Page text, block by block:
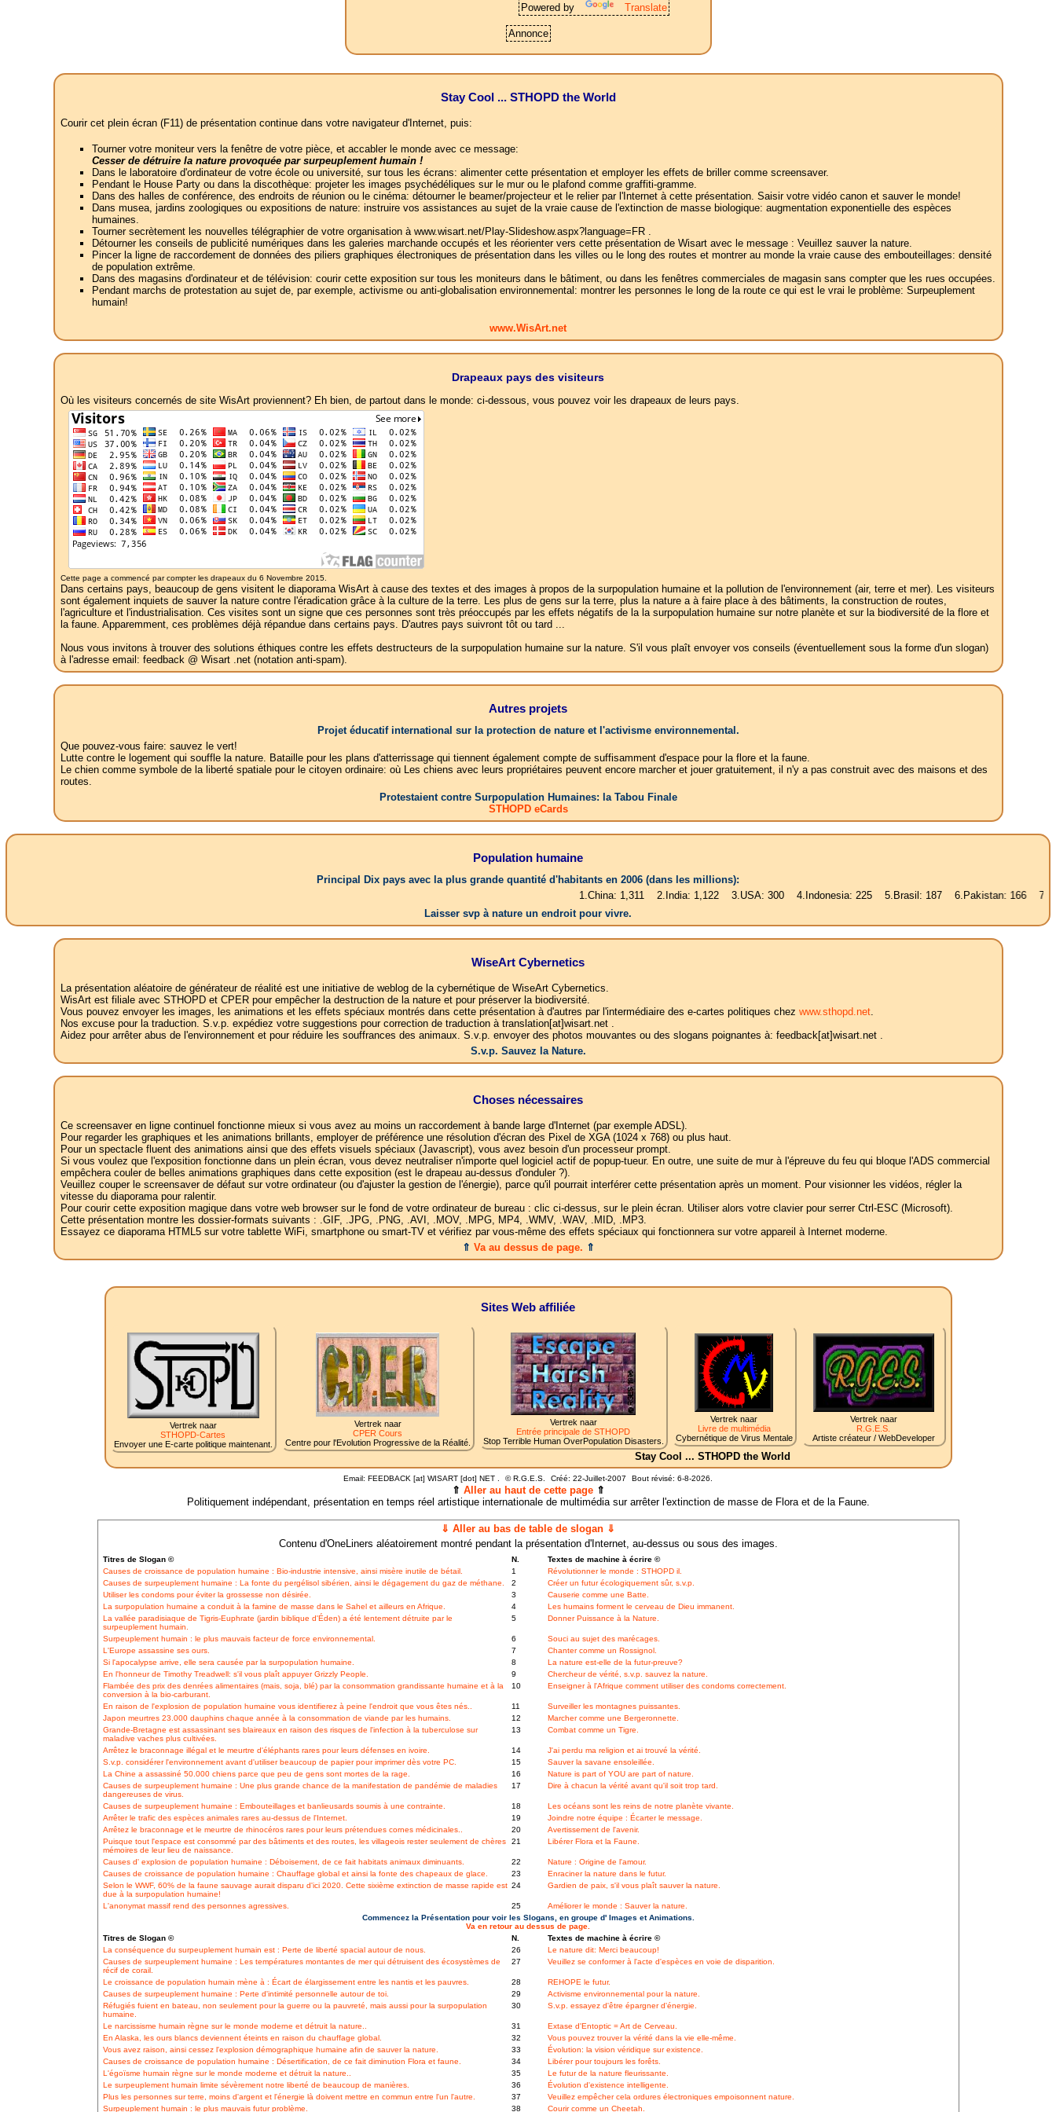
Powered by Translate
Annonce
Stay Cool ... STHOPD the World
Courir cet plein écran (F11) de présentation continue dans votre navigateur d'Internet, puis:
Tourner votre moniteur vers la fenêtre de votre pièce, et accabler le monde avec ce message:
Cesser de détruire la nature provoquée par surpeuplement humain !
Dans le laboratoire d'ordinateur de votre école ou université, sur tous les écrans: alimenter cette présentation et employer les effets de briller comme screensaver.
Pendant le House Party ou dans la discothèque: projeter les images psychédéliques sur le mur ou le plafond comme graffiti-gramme.
Dans des halles de conférence, des endroits de réunion ou le cinéma: détourner le beamer/projecteur et le relier par l'Internet à cette présentation. Saisir votre vidéo canon et sauver le monde!
Dans musea, jardins zoologiques ou expositions de nature: instruire vos assistances au sujet de la vraie cause de l'extinction de masse biologique: augmentation exponentielle des espèces
humaines.
Tourner secrètement les nouvelles télégraphier de votre organisation à www.wisart.net/Play-Slideshow.aspx?language=FR .
Détourner les conseils de publicité numériques dans les galeries marchande occupés et les réorienter vers cette présentation de Wisart avec le message : Veuillez sauver la nature.
Pincer la ligne de raccordement de données des piliers graphiques électroniques de présentation dans les villes ou le long des routes et montrer au monde la vraie cause des embouteillages: densité
de population extrême.
Dans des magasins d'ordinateur et de télévision: courir cette exposition sur tous les moniteurs dans le bâtiment, ou dans les fenêtres commerciales de magasin sans compter que les rues occupées.
Pendant marchs de protestation au sujet de, par exemple, activisme ou anti-globalisation environnemental: montrer les personnes le long de la route ce qui est le vrai le problème: Surpeuplement
humain!
www.WisArt.net
Drapeaux pays des visiteurs
Où les visiteurs concernés de site WisArt proviennent? Eh bien, de partout dans le monde: ci-dessous, vous pouvez voir les drapeaux de leurs pays.
Cette page a commencé par compter les drapeaux du 6 Novembre 2015.
Dans certains pays, beaucoup de gens visitent le diaporama WisArt à cause des textes et des images à propos de la surpopulation humaine et la pollution de l'environnement (air, terre et mer). Les visiteurs
sont également inquiets de sauver la nature contre l'éradication grâce à la culture de la terre. Les plus de gens sur la terre, plus la nature a à faire place à des bâtiments, la construction de routes,
l'agriculture et l'industrialisation. Ces visites sont un signe que ces personnes sont très préoccupés par les effets négatifs de la la surpopulation humaine sur notre planète et sur la biodiversité de la flore et
la faune. Apparemment, ces problèmes déjà répandue dans certains pays. D'autres pays suivront tôt ou tard ...
Nous vous invitons à trouver des solutions éthiques contre les effets destructeurs de la surpopulation humaine sur la nature. S'il vous plaît envoyer vos conseils (éventuellement sous la forme d'un slogan)
à l'adresse email: feedback @ Wisart .net (notation anti-spam).
Autres projets
Projet éducatif international sur la protection de nature et l'activisme environnemental.
Que pouvez-vous faire: sauvez le vert!
Lutte contre le logement qui souffle la nature. Bataille pour les plans d'atterrissage qui tiennent également compte de suffisamment d'espace pour la flore et la faune.
Le chien comme symbole de la liberté spatiale pour le citoyen ordinaire: où Les chiens avec leurs propriétaires peuvent encore marcher et jouer gratuitement, il n'y a pas construit avec des maisons et des
routes.
Protestaient contre Surpopulation Humaines: la Tabou Finale
STHOPD eCards
Population humaine
Principal Dix pays avec la plus grande quantité d'habitants en 2006 (dans les millions):
1.China: 1,311 2.India: 1,122 3.USA: 300 4.Indonesia: 225 5.Brasil: 187 6.Pakistan: 166
Laisser svp à nature un endroit pour vivre.
WiseArt Cybernetics
La présentation aléatoire de générateur de réalité est une initiative de weblog de la cybernétique de WiseArt Cybernetics.
WisArt est filiale avec STHOPD et CPER pour empêcher la destruction de la nature et pour préserver la biodiversité.
Vous pouvez envoyer les images, les animations et les effets spéciaux montrés dans cette présentation à d'autres par l'intermédiaire des e-cartes politiques chez www.sthopd.net.
Nos excuse pour la traduction. S.v.p. expédiez votre suggestions pour correction de traduction à translation[at]wisart.net .
Aidez pour arrêter abus de l'environnement et pour réduire les souffrances des animaux. S.v.p. envoyer des photos mouvantes ou des slogans poignantes à: feedback[at]wisart.net .
S.v.p. Sauvez la Nature.
Choses nécessaires
Ce screensaver en ligne continuel fonctionne mieux si vous avez au moins un raccordement à bande large d'Internet (par exemple ADSL).
Pour regarder les graphiques et les animations brillants, employer de préférence une résolution d'écran des Pixel de XGA (1024 x 768) ou plus haut.
Pour un spectacle fluent des animations ainsi que des effets visuels spéciaux (Javascript), vous avez besoin d'un processeur prompt.
Si vous voulez que l'exposition fonctionne dans un plein écran, vous devez neutraliser n'importe quel logiciel actif de popup-tueur. En outre, une suite de mur à l'épreuve du feu qui bloque l'ADS commercial
empêchera couler de belles animations graphiques dans cette exposition (est le drapeau au-dessus d'onduler ?).
Veuillez couper le screensaver de défaut sur votre ordinateur (ou d'ajuster la gestion de l'énergie), parce qu'il pourrait interférer cette présentation après un moment. Pour visionner les vidéos, régler la
vitesse du diaporama pour ralentir.
Pour courir cette exposition magique dans votre web browser sur le fond de votre ordinateur de bureau : clic ci-dessus, sur le plein écran. Utiliser alors votre clavier pour serrer Ctrl-ESC (Microsoft).
Cette présentation montre les dossier-formats suivants : .GIF, .JPG, .PNG, .AVI, .MOV, .MPG, MP4, .WMV, .WAV, .MID, .MP3.
Essayez ce diaporama HTML5 sur votre tablette WiFi, smartphone ou smart-TV et vérifiez par vous-même des effets spéciaux qui fonctionnera sur votre appareil à Internet moderne.
⇑ Va au dessus de page. ⇑
Sites Web affiliée
Vertrek naar
STHOPD-Cartes
Envoyer une E-carte politique maintenant.
Vertrek naar
CPER Cours
Centre pour l'Evolution Progressive de la Réalité.
Vertrek naar
Entrée principale de STHOPD
Stop Terrible Human OverPopulation Disasters.
Vertrek naar
Livre de multimédia
Cybernétique de Virus Mentale
Vertrek naar
R.G.E.S.
Artiste créateur / WebDeveloper
Stay Cool ... STHOPD the World
Email: FEEDBACK [at] WISART [dot] NET . ©R.G.E.S. Créé: 22-Juillet-2007 Bout révisé: 6-8-2026.
⇑ Aller au haut de cette page⇑
Politiquement indépendant, présentation en temps réel artistique internationale de multimédia sur arrêter l'extinction de masse de Flora et de la Faune.
⇓ Aller au bas de table de slogan ⇓
Contenu d'OneLiners aléatoirement montré pendant la présentation d'Internet, au-dessus ou sous des images.
Titres de Slogan © N.
Textes de machine à écrire ©
Causes de croissance de population humaine : Bio-industrie intensive, ainsi misère inutile de bétail.
1
Révolutionner le monde : STHOPD il.
Causes de surpeuplement humaine : La fonte du pergélisol sibérien, ainsi le dégagement du gaz de méthane.
2
Créer un futur écologiquement sûr, s.v.p.
Utiliser les condoms pour éviter la grossesse non désirée.
3
Causerie comme une Batte.
La surpopulation humaine a conduit à la famine de masse dans le Sahel et ailleurs en Afrique.
4
Les humains forment le cerveau de Dieu immanent.
La vallée paradisiaque de Tigris-Euphrate (jardin biblique d'Éden) a été lentement détruite par le
surpeuplement humain.
5 Donner Puissance à la Nature.
Surpeuplement humain : le plus mauvais facteur de force environnemental. 6
Souci au sujet des marécages.
L'Europe assassine ses ours.
7
Chanter comme un Rossignol.
Si l'apocalypse arrive, elle sera causée par la surpopulation humaine.
8
La nature est-elle de la futur-preuve?
En l'honneur de Timothy Treadwell: s'il vous plaît appuyer Grizzly People.
9
Chercheur de vérité, s.v.p. sauvez la nature.
Flambée des prix des denrées alimentaires (mais, soja, blé) par la consommation grandissante humaine et à la
conversion à la bio-carburant.
10 Enseigner à l'Afrique comment utiliser des condoms correctement.
En raison de l'explosion de population humaine vous identifierez à peine l'endroit que vous êtes nés.. 11
Surveiller les montagnes puissantes.
Japon meurtres 23.000 dauphins chaque année à la consommation de viande par les humains.
12
Marcher comme une Bergeronnette.
Grande-Bretagne est assassinant ses blaireaux en raison des risques de l'infection à la tuberculose sur
maladive vaches plus cultivées.
13 Combat comme un Tigre.
Arrêtez le braconnage illégal et le meurtre d'éléphants rares pour leurs défenses en ivoire. 14
J'ai perdu ma religion et ai trouvé la vérité.
S.v.p. considérer l'environnement avant d'utiliser beaucoup de papier pour imprimer dès votre PC.
15
Sauver la savane ensoleillée.
La Chine a assassiné 50.000 chiens parce que peu de gens sont mortes de la rage.
16
Nature is part of YOU are part of nature.
Causes de surpeuplement humaine : Une plus grande chance de la manifestation de pandémie de maladies
dangereuses de virus.
17 Dire à chacun la vérité avant qu'il soit trop tard.
Causes de surpeuplement humaine : Embouteillages et banlieusards soumis à une contrainte. 18
Les océans sont les reins de notre planète vivante.
Arrêter le trafic des espèces animales rares au-dessus de l'Internet.
19
Joindre notre équipe : Écarter le message.
Arrêtez le braconnage et le meurtre de rhinocéros rares pour leurs prétendues cornes médicinales..
20
Avertissement de l'avenir.
Puisque tout l'espace est consommé par des bâtiments et des routes, les villageois rester seulement de chères
mémoires de leur lieu de naissance.
21 Libérer Flora et la Faune.
Causes d' explosion de population humaine : Déboisement, de ce fait habitats animaux diminuants. 22
Nature : Origine de l'amour.
Causes de croissance de population humaine : Chauffage global et ainsi la fonte des chapeaux de glace.
23
Enraciner la nature dans le futur.
Selon le WWF, 60% de la faune sauvage aurait disparu d'ici 2020. Cette sixième extinction de masse rapide est
due à la surpopulation humaine!
24 Gardien de paix, s'il vous plaît sauver la nature.
L'anonymat massif rend des personnes agressives. 25
Améliorer le monde : Sauver la nature.
Commencez la Présentation pour voir les Slogans, en groupe d' Images et Animations.
Va en retour au dessus de page.
Titres de Slogan ©
N.
Textes de machine à écrire ©
La conséquence du surpeuplement humain est : Perte de liberté spacial autour de nous.
26
Le nature dit: Merci beaucoup!
Causes de surpeuplement humaine : Les températures montantes de mer qui détruisent des écosystèmes de
récif de corail.
27 Veuillez se conformer à l'acte d'espèces en voie de disparition.
Le croissance de population humain mène à : Écart de élargissement entre les nantis et les pauvres. 28
REHOPE le futur.
Causes de surpeuplement humaine : Perte d'intimité personnelle autour de toi.
29
Activisme environnemental pour la nature.
Réfugiés fuient en bateau, non seulement pour la guerre ou la pauvreté, mais aussi pour la surpopulation
humaine.
30 S.v.p. essayez d'être épargner d'énergie.
Le narcissisme humain règne sur le monde moderne et détruit la nature.. 31
Extase d'Entoptic = Art de Cerveau.
En Alaska, les ours blancs deviennent éteints en raison du chauffage global.
32
Vous pouvez trouver la vérité dans la vie elle-même.
Vous avez raison, ainsi cessez l'explosion démographique humaine afin de sauver la nature.
33
Évolution: la vision véridique sur existence.
Causes de croissance de population humaine : Désertification, de ce fait diminution Flora et faune.
34
Libérer pour toujours les forêts.
L'égoïsme humain règne sur le monde moderne et détruit la nature..
35
Le futur de la nature fleurissante.
Le surpeuplement humain limite sévèrement notre liberté de beaucoup de manières.
36
Évolution d'existence intelligente.
Plus les personnes sur terre, moins d'argent et l'énergie là doivent mettre en commun entre l'un l'autre.
37
Veuillez empêcher cela ordures électroniques empoisonnent nature.
Surpeuplement humain : le plus mauvais futur problème.
38 Courir comme un Cheetah.